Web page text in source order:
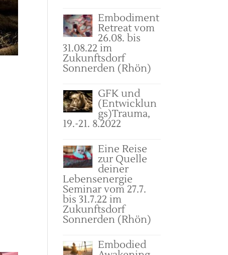
Embodiment
Retreat vom
26.08. bis
31.08.22 im
Zukunftsdorf
Sonnerden (Rhön)
GFK und
(Entwicklun
gs)Trauma,
19.-21. 8.2022
Eine Reise
zur Quelle
deiner
Lebensenergie
Seminar vom 27.7.
bis 31.7.22 im
Zukunftsdorf
Sonnerden (Rhön)
Embodied